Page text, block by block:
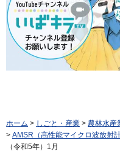
ホーム > しごと・産業 > 農林水産
> AMSR（高性能マイクロ波放射
（令和5年）1月